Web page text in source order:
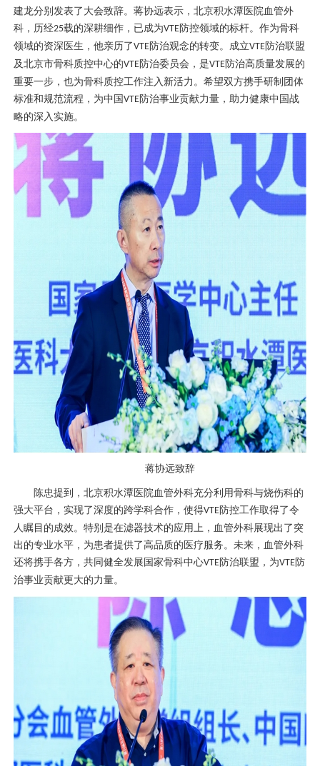
建龙分别发表了大会致辞。 蒋协远表示，北京积水潭医院血管外
科 ，历经25载的深耕细作，已成为VTE防控领域的标杆。作为骨科
领域的资深医生，他亲历了VTE防治观念的转变。成立VTE防治联盟
及北京市骨科质控中心的VTE防治委员会，是VTE防治高质量发展的
重要一步，也为骨科质控工作注入新活力。希望双方携手研制团体
标准和规范流程，为中国 VTE防治事业贡献力量，助力健康中国战
略的深入实施。
蒋协远致辞
陈忠提到，北京积水潭医院血管外科充分利用骨科与烧伤科的
强大平台，实现了深度的跨学科合作，使得VTE防控工作取得了令
人瞩目的成效。特别是在滤器技术的应用上， 血管外科展现出了突
出的专业水平，为患者提供了高品质的医疗服务。未来， 血管外科
还将携手各方，共同健全发展国家骨科中心VTE防治联盟，为VTE防
治事业贡献更大的力量。